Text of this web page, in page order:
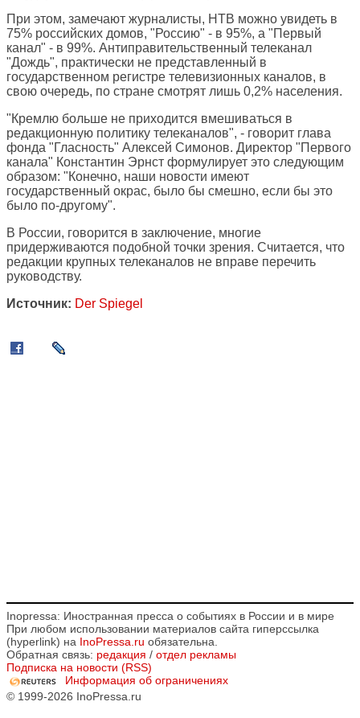
При этом, замечают журналисты, НТВ можно увидеть в
75% российских домов, "Россию" - в 95%, а "Первый
канал" - в 99%. Антиправительственный телеканал
"Дождь", практически не представленный в
государственном регистре телевизионных каналов, в
свою очередь, по стране смотрят лишь 0,2% населения.
"Кремлю больше не приходится вмешиваться в
редакционную политику телеканалов", - говорит глава
фонда "Гласность" Алексей Симонов. Директор "Первого
канала" Константин Эрнст формулирует это следующим
образом: "Конечно, наши новости имеют
государственный окрас, было бы смешно, если бы это
было по-другому".
В России, говорится в заключение, многие
придерживаются подобной точки зрения. Считается, что
редакции крупных телеканалов не вправе перечить
руководству.
Источник: Der Spiegel
Inopressa: Иностранная пресса о событиях в России и в мире
При любом использовании материалов сайта гиперссылка
(hyperlink) на InoPressa.ru обязательна.
Обратная связь: редакция / отдел рекламы
Подписка на новости (RSS)
Информация об ограничениях
© 1999-2026 InoPressa.ru